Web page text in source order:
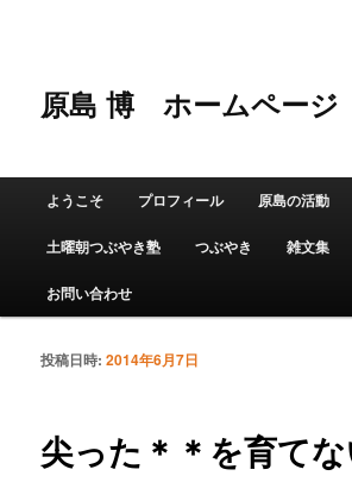
原島 博ホームページ
メインメニュー
メインコンテンツへ移動
サブコンテンツへ移動
ようこそ プロフィール 原島の活動
土曜朝つぶやき塾 つぶやき 雑文集
お問い合わせ
尖った＊＊を育て
投稿日時:2014年6月7日